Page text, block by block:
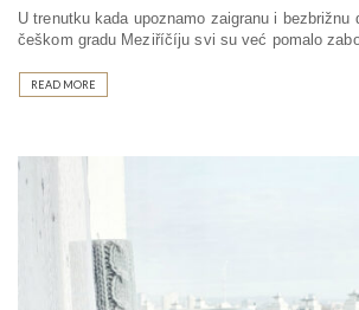
U trenutku kada upoznamo zaigranu i bezbrižnu
češkom gradu Meziříčíju svi su već pomalo
READ MORE